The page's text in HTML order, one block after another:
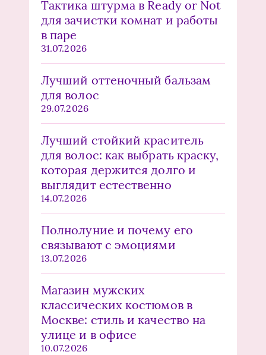
Тактика штурма в Ready or Not
для зачистки комнат и работы
в паре
31.07.2026
Лучший оттеночный бальзам
для волос
29.07.2026
Лучший стойкий краситель
для волос: как выбрать краску,
которая держится долго и
выглядит естественно
14.07.2026
Полнолуние и почему его
связывают с эмоциями
13.07.2026
Магазин мужских
классических костюмов в
Москве: стиль и качество на
улице и в офисе
10.07.2026